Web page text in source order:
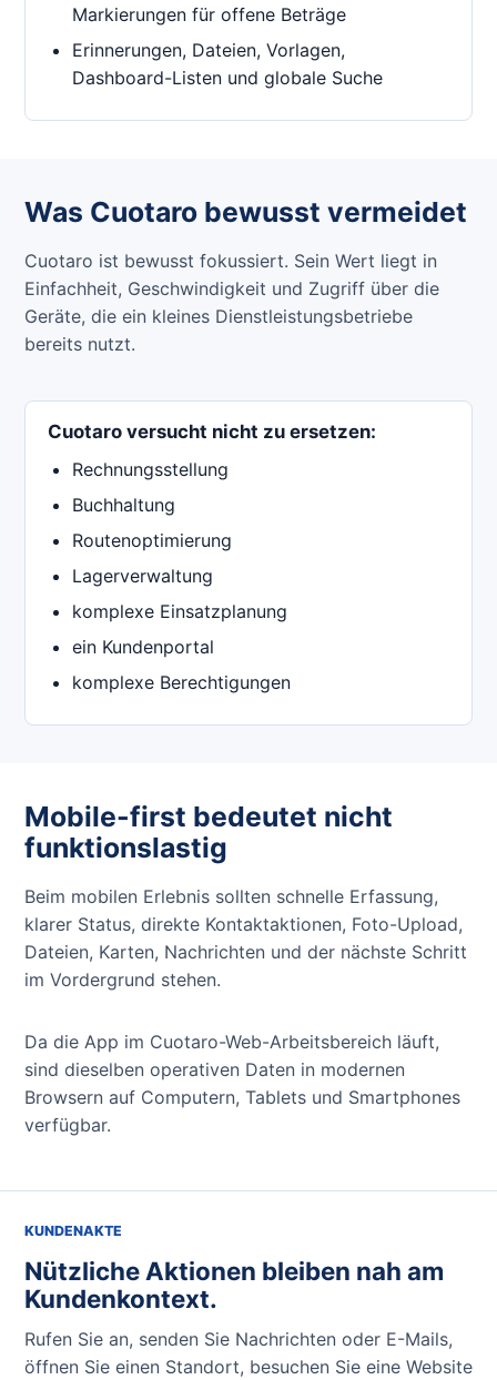
Markierungen für offene Beträge
Erinnerungen, Dateien, Vorlagen,
Dashboard-Listen und globale Suche
Was Cuotaro bewusst vermeidet
Cuotaro ist bewusst fokussiert. Sein Wert liegt in
Einfachheit, Geschwindigkeit und Zugriff über die
Geräte, die ein kleines Dienstleistungsbetriebe
bereits nutzt.
Cuotaro versucht nicht zu ersetzen:
Rechnungsstellung
Buchhaltung
Routenoptimierung
Lagerverwaltung
komplexe Einsatzplanung
ein Kundenportal
komplexe Berechtigungen
Mobile-first bedeutet nicht
funktionslastig
Beim mobilen Erlebnis sollten schnelle Erfassung,
klarer Status, direkte Kontaktaktionen, Foto-Upload,
Dateien, Karten, Nachrichten und der nächste Schritt
im Vordergrund stehen.
Da die App im Cuotaro-Web-Arbeitsbereich läuft,
sind dieselben operativen Daten in modernen
Browsern auf Computern, Tablets und Smartphones
verfügbar.
KUNDENAKTE
Nützliche Aktionen bleiben nah am
Kundenkontext.
Rufen Sie an, senden Sie Nachrichten oder E-Mails,
öffnen Sie einen Standort, besuchen Sie eine Website